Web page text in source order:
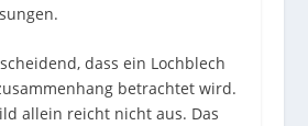
dass ein Lochblech
betrachtet wird.
allein reicht nicht aus. Das